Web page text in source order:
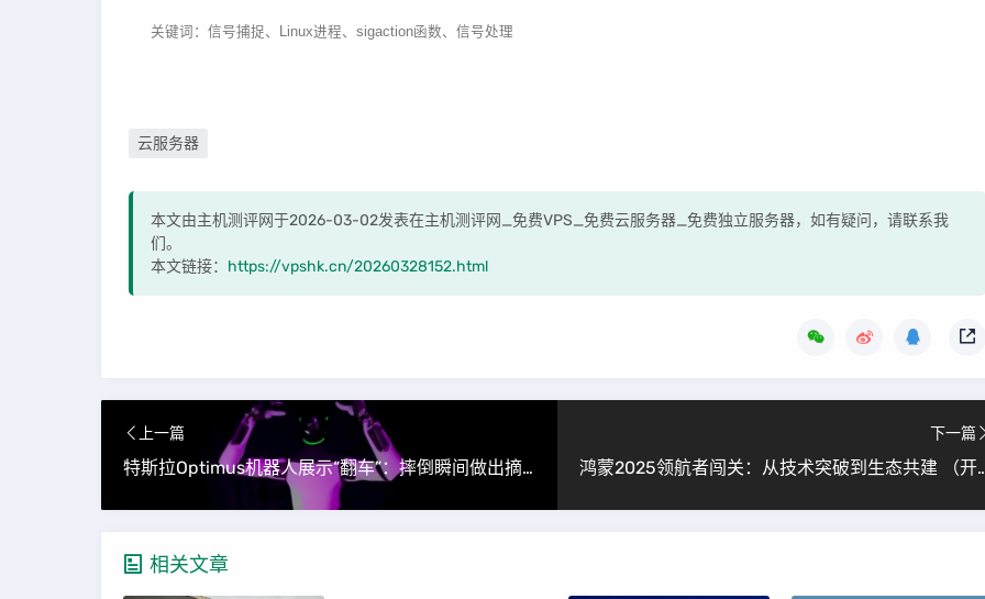
关键词：信号捕捉、Linux进程、sigaction函数、信号处理
云服务器
本文由主机测评网于2026-03-02发表在主机测评网_免费VPS_免费云服务器_免费独立服务器，如有疑问，请联系我
们。
本文链接： https://vpshk.cn/20260328152.html
上一篇
特斯拉Optimus机器人展示“翻车”：摔倒瞬间做出摘VR头显动作，自主性遭质疑
下一篇
鸿蒙2025领航者闯关：从技术
相关文章